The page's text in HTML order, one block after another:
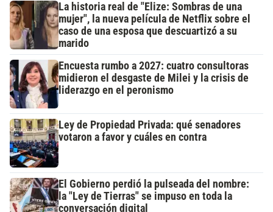
La historia real de "Elize: Sombras de una
mujer", la nueva película de Netflix sobre el
caso de una esposa que descuartizó a su
marido
Encuesta rumbo a 2027: cuatro consultoras
midieron el desgaste de Milei y la crisis de
liderazgo en el peronismo
Ley de Propiedad Privada: qué senadores
votaron a favor y cuáles en contra
El Gobierno perdió la pulseada del nombre:
la "Ley de Tierras" se impuso en toda la
conversación digital